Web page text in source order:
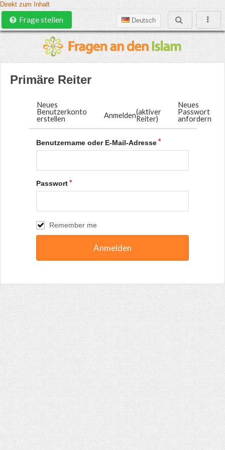
Direkt zum Inhalt
Deutsch
Frage stellen
Primäre Reiter
Neues
Benutzerkonto
erstellen Anmelden(aktiver
Reiter)
Neues
Passwort
anfordern
Benutzername oder E-Mail-Adresse
Passwort
Remember me